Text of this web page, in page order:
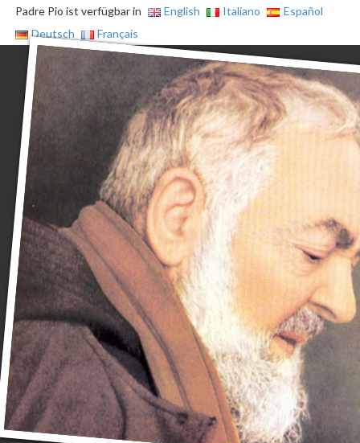
Padre Pio ist verfügbar in English Italiano
Español
Deutsch
Français